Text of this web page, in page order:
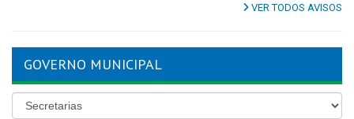
VER TODOS AVISOS
GOVERNO MUNICIPAL